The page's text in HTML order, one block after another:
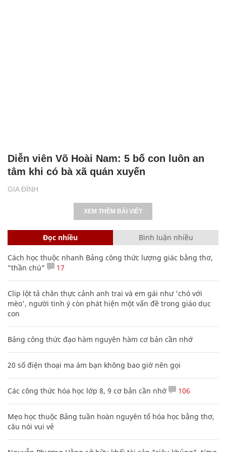
GIA ĐÌNH
Diễn viên Võ Hoài Nam: 5 bố con luôn an
tâm khi có bà xã quán xuyến
XEM THÊM BÀI VIẾT
Đọc nhiều Bình luận nhiều
Cách học thuộc nhanh Bảng công thức lượng giác bằng thơ,
"thần chú"
17
Clip lột tả chân thực cảnh anh trai và em gái như 'chó với
mèo', người tinh ý còn phát hiện một vấn đề trong giáo dục
con
Bảng công thức đạo hàm nguyên hàm cơ bản cần nhớ
20 số điện thoại ma ám bạn không bao giờ nên gọi
Các công thức hóa học lớp 8, 9 cơ bản cần nhớ 106
Mẹo học thuộc Bảng tuần hoàn nguyên tố hóa học bằng thơ,
câu nói vui vẻ